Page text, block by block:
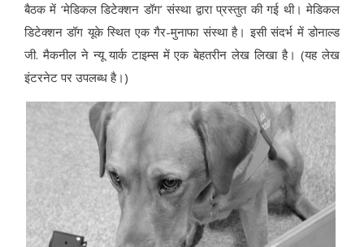
बैठक में ‘मेडिकल डिटेक्शन डॉग’ संस्था द्वारा प्रस्तुत की गई थी। मेडिकल
डिटेक्शन डॉग यूके स्थित एक गैर-मुनाफा संस्था है। इसी संदर्भ में डोनाल्ड
जी. मैकनील ने न्यू यार्क टाइम्स में एक बेहतरीन लेख लिखा है। (यह लेख
इंटरनेट पर उपलब्ध है।)